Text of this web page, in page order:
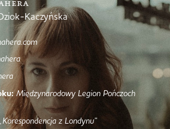
Kaczyńska
Międzynarodowy Legion Pończoch
z Londynu”